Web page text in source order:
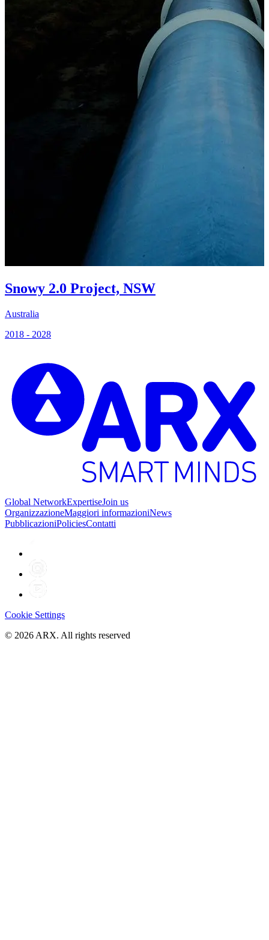
Snowy 2.0 Project, NSW
Australia
2018 - 2028
Global NetworkExpertiseJoin us
OrganizzazioneMaggiori informazioniNews
PubblicazioniPoliciesContatti
Cookie Settings
© 2026 ARX. All rights reserved